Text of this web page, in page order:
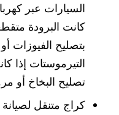
السيارات عبر
كانت البرودة
بتصليح الفيوزات أو
التيرموستات إذا
تصليح البخاخ أو
كراج متنقل لصيانة